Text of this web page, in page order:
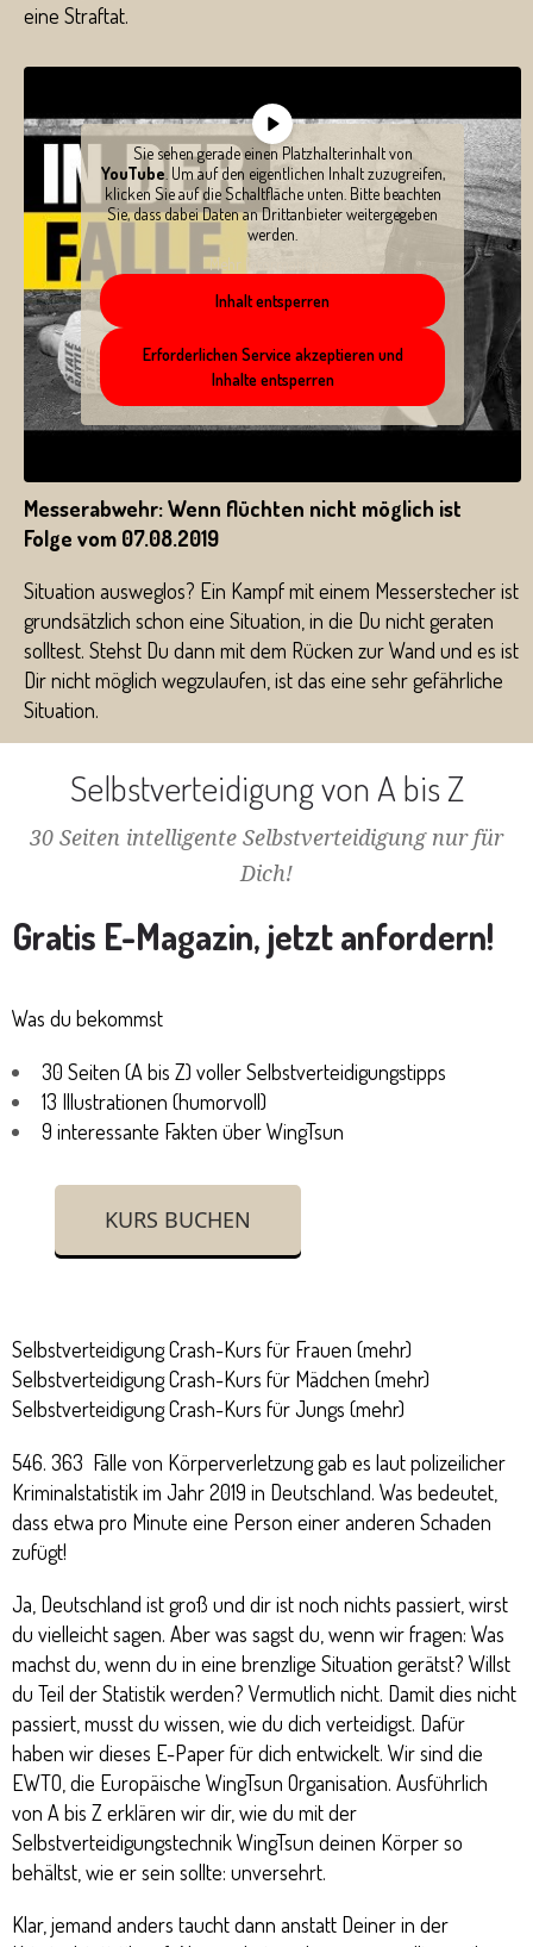
eine Straftat.
Sie sehen gerade einen Platzhalterinhalt von
YouTube . Um auf den eigentlichen Inhalt zuzugreifen,
klicken Sie auf die Schaltfläche unten. Bitte beachten
Sie, dass dabei Daten an Drittanbieter weitergegeben
werden.
Mehr Informationen
Inhalt entsperren
Erforderlichen Service akzeptieren und
Inhalte entsperren
Messerabwehr: Wenn flüchten nicht möglich ist
Folge vom 07.08.2019
Situation ausweglos? Ein Kampf mit einem Messerstecher ist
grundsätzlich schon eine Situation, in die Du nicht geraten
solltest. Stehst Du dann mit dem Rücken zur Wand und es ist
Dir nicht möglich wegzulaufen, ist das eine sehr gefährliche
Situation.
Selbstverteidigung von A bis Z
30 Seiten intelligente Selbstverteidigung nur für
Dich!
Gratis E-Magazin, jetzt anfordern!
Was du bekommst
30 Seiten (A bis Z) voller Selbstverteidigungstipps
13 Illustrationen (humorvoll)
9 interessante Fakten über WingTsun
KURS BUCHEN
Selbstverteidigung Crash-Kurs für Frauen (mehr)
Selbstverteidigung Crash-Kurs für Mädchen (mehr)
Selbstverteidigung Crash-Kurs für Jungs (mehr)
546. 363 Fälle von Körperverletzung gab es laut polizeilicher
Kriminalstatistikim Jahr 2019 in Deutschland. Was bedeutet,
dass etwa pro Minute eine Person einer anderen Schaden
zufügt!
Ja, Deutschland ist groß und dir ist noch nichts passiert, wirst
du vielleicht sagen. Aber was sagst du, wenn wir fragen: Was
machst du, wenn du in eine brenzlige Situation gerätst? Willst
du Teil der Statistik werden? Vermutlich nicht. Damit dies nicht
passiert, musst du wissen, wie du dich verteidigst. Dafür
haben wir dieses E-Paper für dich entwickelt. Wir sind die
EWTO, die Europäische WingTsun Organisation. Ausführlich
von A bis Z erklären wir dir, wie du mit der
Selbstverteidigungstechnik WingTsun deinen Körper so
behältst, wie er sein sollte: unversehrt.
Klar, jemand anders taucht dann anstatt Deiner in der